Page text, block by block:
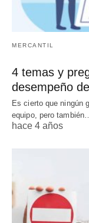
MERCANTIL
4 temas y
desempeño
Es cierto que ningún
equipo, pero
hace 4 años